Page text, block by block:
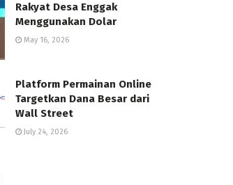
Rakyat Desa Enggak
Menggunakan Dolar
May 16, 2026
Platform Permainan Online
Targetkan Dana Besar dari
Wall Street
July 24, 2026